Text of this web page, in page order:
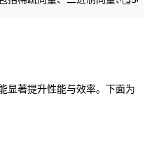
显著提升性能与效率。下面为